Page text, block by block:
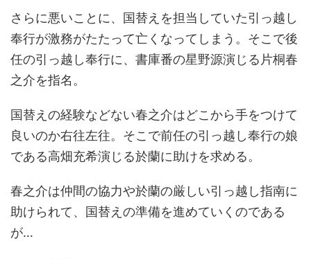
さらに悪いことに、国替えを担当していた引っ越し
奉行が激務がたたって亡くなってしまう。そこで後
任の引っ越し奉行に、書庫番の星野源演じる片桐春
之介を指名。
国替えの経験などない春之介はどこから手をつけて
良いのか右往左往。そこで前任の引っ越し奉行の娘
である高畑充希演じる於蘭に助けを求める。
春之介は仲間の協力や於蘭の厳しい引っ越し指南に
助けられて、国替えの準備を進めていくのである
が…